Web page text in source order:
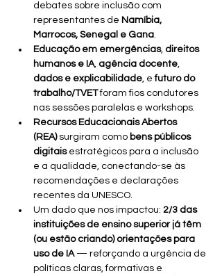
debates sobre inclusão com
representantes de Namíbia,
Marrocos, Senegal e Gana.
Educação em emergências, direitos
humanos e IA, agência docente,
dados e explicabilidade, e futuro do
trabalho/TVET foram fios condutores
nas sessões paralelas e workshops.
Recursos Educacionais Abertos
(REA) surgiram como bens públicos
digitais estratégicos para a inclusão
e a qualidade, conectando-se às
recomendações e declarações
recentes da UNESCO.
Um dado que nos impactou: 2/3 das
instituições de ensino superior já têm
(ou estão criando) orientações para
uso de IA — reforçando a urgência de
políticas claras, formativas e